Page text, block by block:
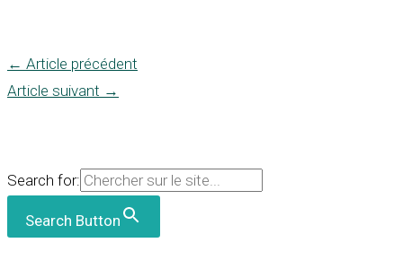
← Article précédent
Article suivant →
Search for:
Search Button